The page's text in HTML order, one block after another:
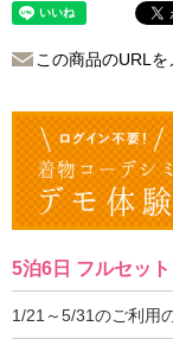
この商品のURL
5泊6日 フルセッ
1/21～5/31のご利用